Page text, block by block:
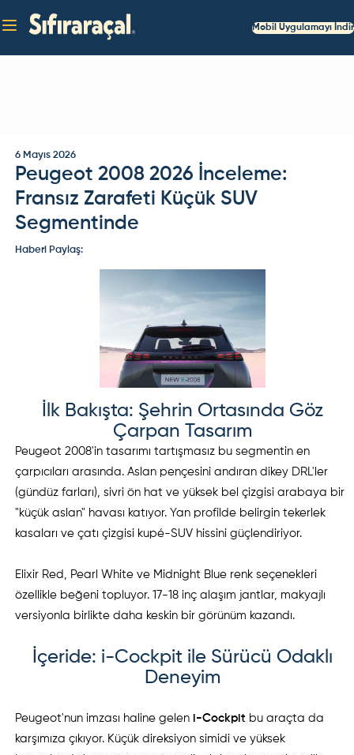
Mobil Uygulamayı İndir
6 Mayıs 2026
Peugeot 2008 2026 İnceleme:
Fransız Zarafeti Küçük SUV
Segmentinde
Haberi Paylaş:
İlk Bakışta: Şehrin Ortasında Göz
Çarpan Tasarım
Peugeot 2008'in tasarımı tartışmasız bu segmentin en
çarpıcıları arasında. Aslan pençesini andıran dikey DRL'ler
(gündüz farları), sivri ön hat ve yüksek bel çizgisi arabaya bir
"küçük aslan" havası katıyor. Yan profilde belirgin tekerlek
kasaları ve çatı çizgisi kupé-SUV hissini güçlendiriyor.
Elixir Red, Pearl White ve Midnight Blue renk seçenekleri
özellikle beğeni topluyor. 17-18 inç alaşım jantlar, makyajlı
versiyonla birlikte daha keskin bir görünüm kazandı.
İçeride: i-Cockpit ile Sürücü Odaklı
Deneyim
Peugeot'nun imzası haline gelen i-Cockpit bu araçta da
karşımıza çıkıyor. Küçük direksiyon simidi ve yüksek